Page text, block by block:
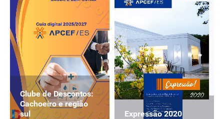
Clube de Descontos:
Cachoeiro e região
sul
Expressão 2020